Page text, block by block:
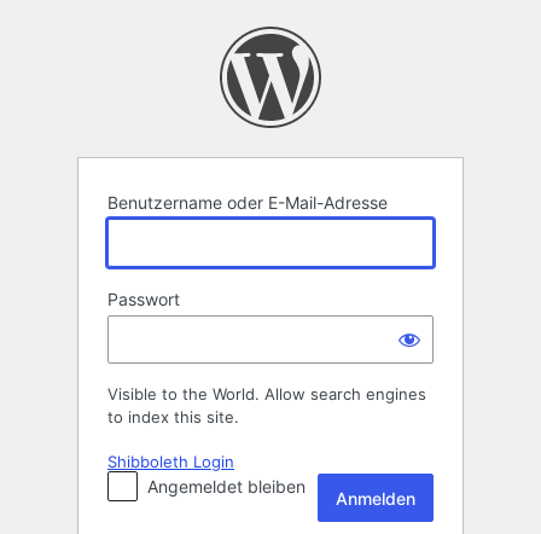
Benutzername oder E-Mail-Adresse
Passwort
Visible to the World. Allow search engines
to index this site.
Shibboleth Login
Angemeldet bleiben